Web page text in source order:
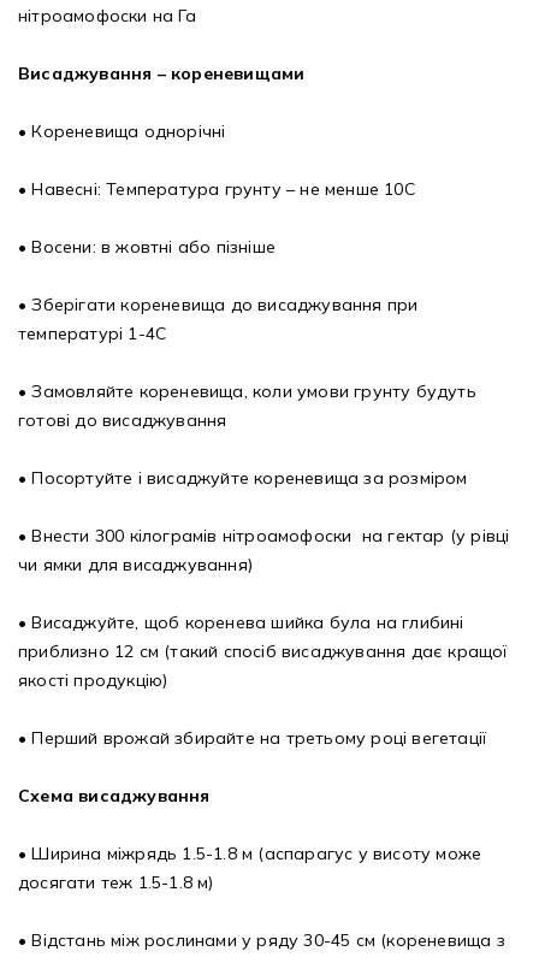
нітроамофоски на Га
Висаджування – кореневищами
• Кореневища однорічні
• Навесні: Температура грунту – не менше 10С
• Восени: в жовтні або пізніше
• Зберігати кореневища до висаджування при
температурі 1-4С
• Замовляйте кореневища, коли умови грунту будуть
готові до висаджування
• Посортуйте і висаджуйте кореневища за розміром
• Внести 300 кілограмів нітроамофоски на гектар (у рівці
чи ямки для висаджування)
• Висаджуйте, щоб коренева шийка була на глибині
приблизно 12 см (такий спосіб висаджування дає кращої
якості продукцію)
• Перший врожай збирайте на третьому році вегетації
Схема висаджування
• Ширина міжрядь 1.5-1.8 м (аспарагус у висоту може
досягати теж 1.5-1.8 м)
• Відстань між рослинами у ряду 30-45 см (кореневища з